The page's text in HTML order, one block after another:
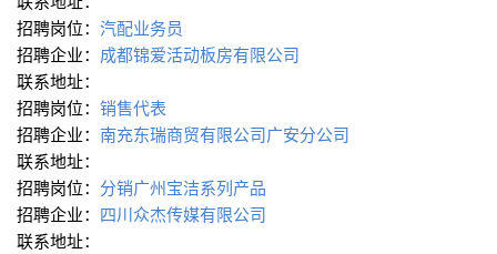
招聘岗位： 汽配业务员
招聘企业： 成都锦爱活动板房有限公司
联系地址：
招聘岗位： 销售代表
招聘企业： 南充东瑞商贸有限公司广安分公司
联系地址：
招聘岗位： 分销广州宝洁系列产品
招聘企业： 四川众杰传媒有限公司
联系地址：